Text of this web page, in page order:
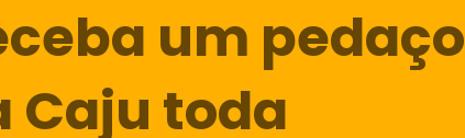
um pedaço
Caju toda